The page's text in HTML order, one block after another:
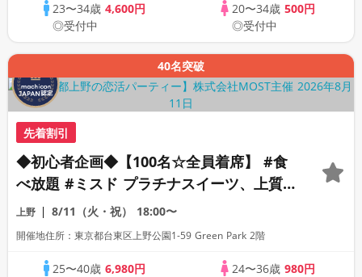
23〜34歳4,600円
◎受付中
20〜34歳 500円
◎受付中
40名突破
先着割引
◆初心者企画◆【100名☆全員着席】 #食
べ放題 #ミスド プラチナスイーツ、上質
ストランでハイランクの出逢いを。
上野 8/11（火・祝） 18:00〜
開催地住所：東京都台東区上野公園1-59 Green Park 2階
25〜40歳6,980円
24〜36歳 980円